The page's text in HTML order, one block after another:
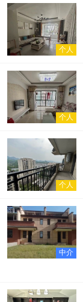
个人
个人
个人
中介